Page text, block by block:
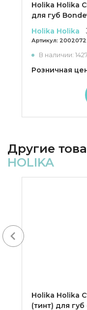
Holika Holika
для губ
Holika Holika
Артикул:
В наличии:
Розничная
Другие
HOLIKA
Holika Holika
(тинт) для